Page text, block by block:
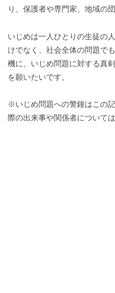
り、保護者や専門家、地域の
いじめは一人ひとりの生徒の
けでなく、社会全体の問題で
機に、いじめ問題に対する真
を願いたいです。
※いじめ問題への警鐘はこの
際の出来事や関係者について